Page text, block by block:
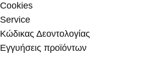
Cookies
Service
Κώδικας Δεοντολογίας
Εγγυήσεις προϊόντων